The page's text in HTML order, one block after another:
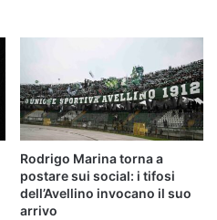
Rodrigo Marina torna a
postare sui social: i tifosi
dell’Avellino invocano il suo
arrivo